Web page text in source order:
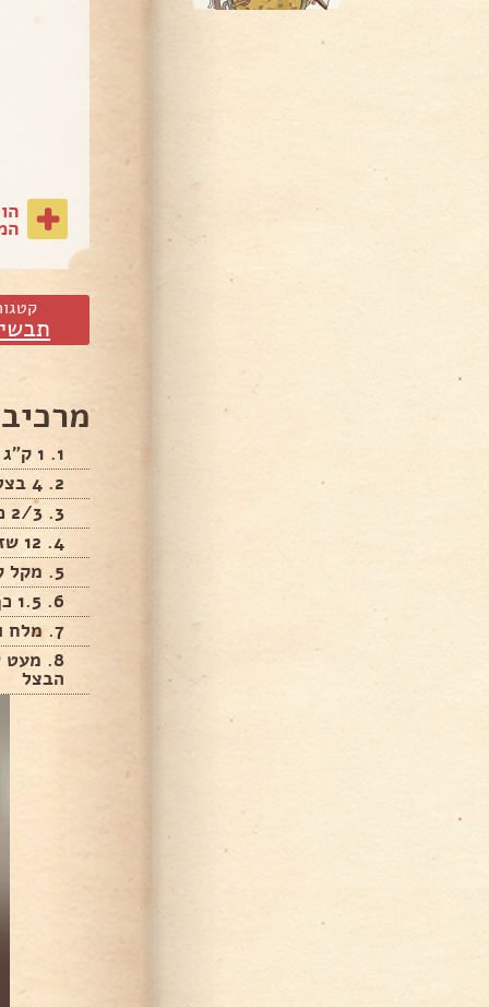
1. 1 ק"ג צלעות בקר פרוס
2. 4 בצלים יבשים פרוסים
3. 2/3 כוס יין לבן/ברנדי
4. 12 שזיפים יבשים
5. מקל קינמון
6. 1.5 כף סילאן
7. מלח ופלפל לפי הטעם
8. מעט
הבצל